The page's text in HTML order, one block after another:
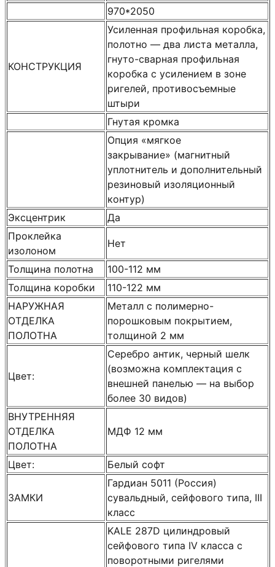
970*2050
КОНСТРУКЦИЯ
Усиленная профильная коробка,
полотно — два листа металла,
гнуто-сварная профильная
коробка с усилением в зоне
ригелей, противосъемные
штыри
Гнутая кромка
Опция «мягкое
закрывание» (магнитный
уплотнитель и дополнительный
резиновый изоляционный
контур)
Эксцентрик
Да
Проклейка
изолоном
Нет
Толщина полотна
100-112 мм
Толщина коробки
110-122 мм
НАРУЖНАЯ
ОТДЕЛКА
ПОЛОТНА
Металл с полимерно-
порошковым покрытием,
толщиной 2 мм
Цвет:
Серебро антик, черный шелк
(возможна комплектация с
внешней панелью — на выбор
более 30 видов)
ВНУТРЕННЯЯ
ОТДЕЛКА
ПОЛОТНА
МДФ 12 мм
Цвет: Белый софт
ЗАМКИ
Гардиан 5011 (Россия)
сувальдный, сейфового типа, III
класс
KALE 287D цилиндровый
сейфового типа IV класса с
поворотными ригелями